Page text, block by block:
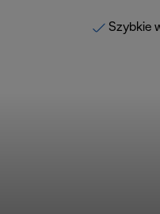
Szybkie